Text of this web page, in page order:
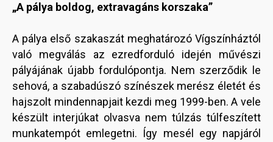
„A pálya boldog, extravagáns korszaka”
A pálya első szakaszát meghatározó Vígszínháztól
való megválás az ezredforduló idején művészi
pályájának újabb fordulópontja. Nem szerződik le
sehová, a szabadúszó színészek merész életét és
hajszolt mindennapjait kezdi meg 1999-ben. A vele
készült interjúkat olvasva nem túlzás túlfeszített
munkatempót emlegetni. Így mesél egy napjáról